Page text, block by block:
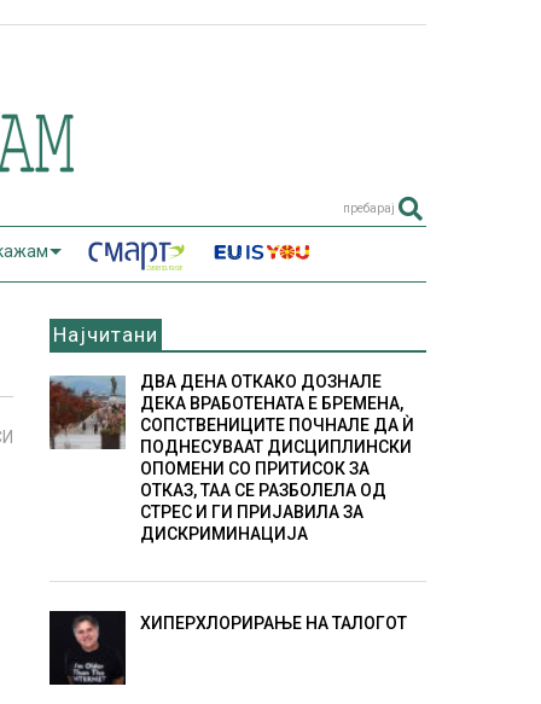
пребарај
Најчитани
ДВА ДЕНА ОТКАКО ДОЗНАЛЕ
ДЕКА ВРАБОТЕНАТА Е БРЕМЕНА,
СОПСТВЕНИЦИТЕ ПОЧНАЛЕ ДА Ѝ
ПОДНЕСУВААТ ДИСЦИПЛИНСКИ
ОПОМЕНИ СО ПРИТИСОК ЗА
ОТКАЗ, ТАА СЕ РАЗБОЛЕЛА ОД
СТРЕС И ГИ ПРИЈАВИЛА ЗА
ДИСКРИМИНАЦИЈА
ХИПЕРХЛОРИРАЊЕ НА ТАЛОГОТ